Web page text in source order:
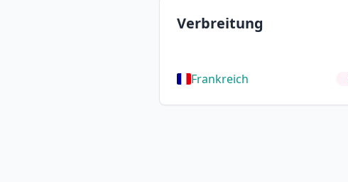
Verbreitung
Frankreich